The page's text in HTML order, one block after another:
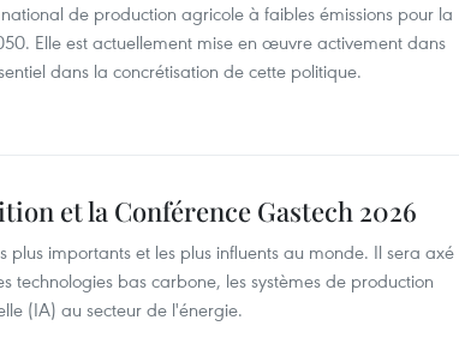
de production agricole à faibles émissions pour la
Elle est actuellement mise en œuvre activement dans
dans la concrétisation de cette politique.
et la Conférence Gastech 2026
importants et les plus influents au monde. Il sera axé
technologies bas carbone, les systèmes de production
(IA) au secteur de l'énergie.